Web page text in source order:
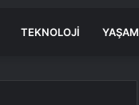
TEKNOLOJI YAŞAM